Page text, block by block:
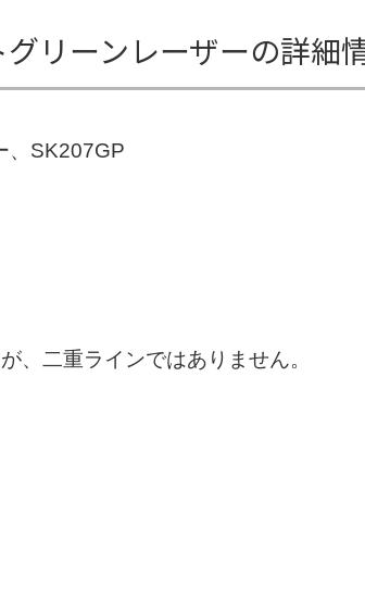
リーンレーザーの詳細
、SK207GP
、二重ラインではありません。